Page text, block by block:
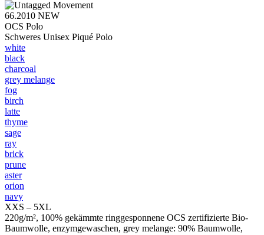
66.2010 NEW
OCS Polo
Schweres Unisex Piqué Polo
white
black
charcoal
grey melange
fog
birch
latte
thyme
sage
ray
brick
prune
aster
orion
navy
XXS – 5XL
220g/m², 100% gekämmte ringgesponnene OCS zertifizierte Bio-
Baumwolle, enzymgewaschen, grey melange: 90% Baumwolle,